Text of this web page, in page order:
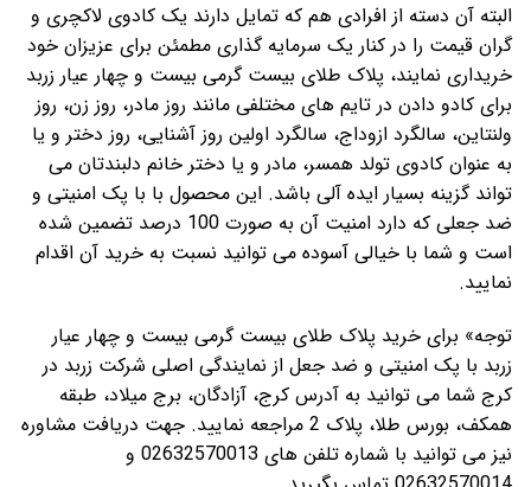
البته آن دسته از افرادی هم که تمایل دارند یک کادوی لاکچری و
گران قیمت را در کنار یک سرمایه گذاری مطمئن برای عزیزان خود
خریداری نمایند، پلاک طلای بیست گرمی بیست و چهار عیار زربد
برای کادو دادن در تایم های مختلفی مانند روز مادر، روز زن، روز
ولنتاین، سالگرد ازوداج، سالگرد اولین روز آشنایی، روز دختر و یا
به عنوان کادوی تولد همسر، مادر و یا دختر خانم دلبندتان می
تواند گزینه بسیار ایده آلی باشد. این محصول با با پک امنیتی و
ضد جعلی که دارد امنیت آن به صورت 100 درصد تضمین شده
است و شما با خیالی آسوده می توانید نسبت به خرید آن اقدام
نمایید.
توجه» برای خرید پلاک طلای بیست گرمی بیست و چهار عیار
زربد با پک امنیتی و ضد جعل از نمایندگی اصلی شرکت زربد در
کرج شما می توانید به آدرس کرج، آزادگان، برج میلاد، طبقه
همکف، بورس طلا، پلاک 2 مراجعه نمایید. جهت دریافت مشاوره
نیز می توانید با شماره تلفن های 02632570013 و